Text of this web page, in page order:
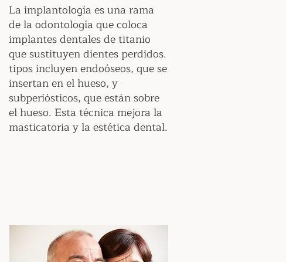
La implantología es una rama
de la odontología que coloca
implantes dentales de titanio
que sustituyen dientes perdidos.
tipos incluyen endoóseos, que se
insertan en el hueso, y
subperiósticos, que están sobre
el hueso. Esta técnica mejora la
masticatoria y la estética dental.